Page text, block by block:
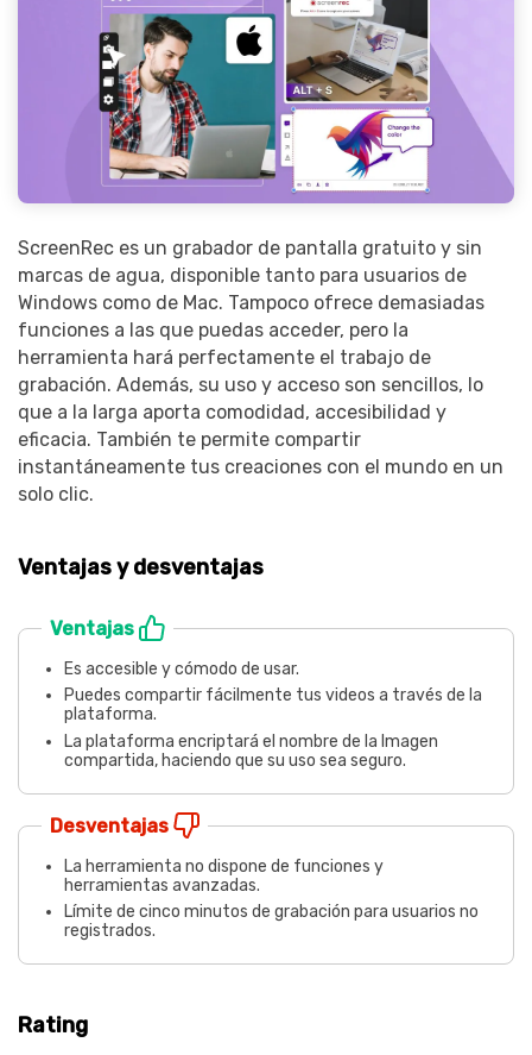
ScreenRec es un grabador de pantalla gratuito y sin
marcas de agua, disponible tanto para usuarios de
Windows como de Mac. Tampoco ofrece demasiadas
funciones a las que puedas acceder, pero la
herramienta hará perfectamente el trabajo de
grabación. Además, su uso y acceso son sencillos, lo
que a la larga aporta comodidad, accesibilidad y
eficacia. También te permite compartir
instantáneamente tus creaciones con el mundo en un
solo clic.
Ventajas y desventajas
Ventajas
Es accesible y cómodo de usar.
Puedes compartir fácilmente tus videos a través de la
plataforma.
La plataforma encriptará el nombre de la Imagen
compartida, haciendo que su uso sea seguro.
Desventajas
La herramienta no dispone de funciones y
herramientas avanzadas.
Límite de cinco minutos de grabación para usuarios no
registrados.
Rating
With AI Ease.
Record. Edit. Share. All with
Filmora!
Got It Try It Now